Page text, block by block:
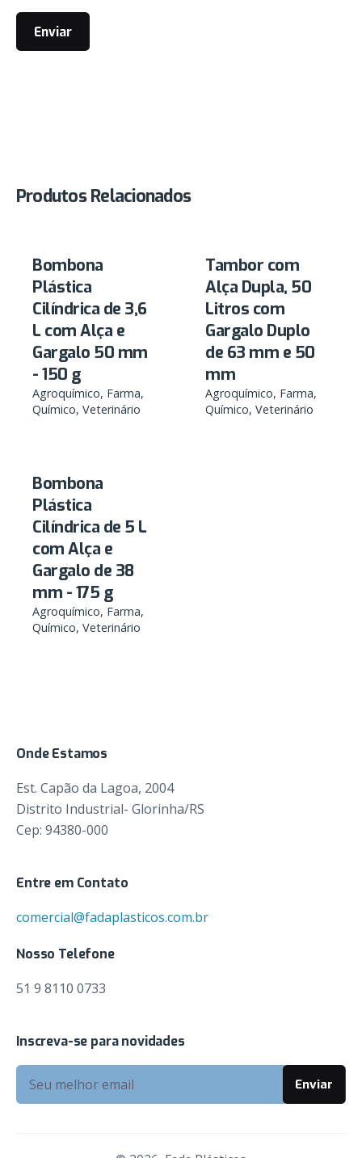
Produtos Relacionados
Bombona
Plástica
Cilíndrica de 3,6
L com Alça e
Gargalo 50 mm
- 150 g
Agroquímico Farma
Químico Veterinário
Tambor com
Alça Dupla, 50
Litros com
Gargalo Duplo
de 63 mm e 50
mm
Agroquímico Farma
Químico Veterinário
Bombona
Plástica
Cilíndrica de 5 L
com Alça e
Gargalo de 38
mm - 175 g
Agroquímico Farma
Químico Veterinário
Onde Estamos
Est. Capão da Lagoa, 2004
Distrito Industrial- Glorinha/RS
Cep: 94380-000
Entre em Contato
comercial@fadaplasticos.com.br
Nosso Telefone
51 9 8110 0733
Inscreva-se para novidades